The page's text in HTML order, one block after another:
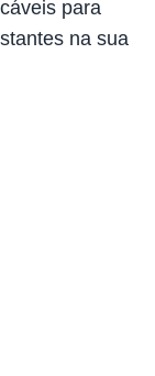
para
na sua